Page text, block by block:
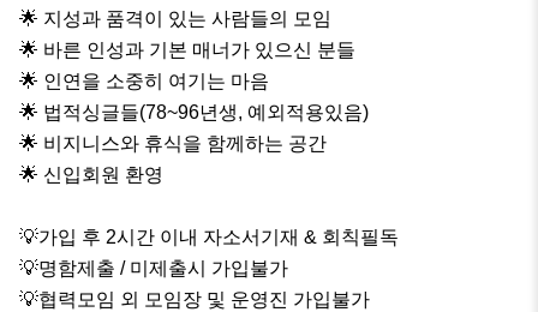
🌟 지성과 품격이 있는 사람들의 모임
🌟 바른 인성과 기본 매너가 있으신 분들
🌟 인연을 소중히 여기는 마음
🌟 법적싱글들(78~96년생, 예외적용있음)
🌟 비지니스와 휴식을 함께하는 공간
🌟 신입회원 환영
💡가입 후 2시간 이내 자소서기재 & 회칙필독
💡명함제출 / 미제출시 가입불가
💡협력모임 외 모임장 및 운영진 가입불가